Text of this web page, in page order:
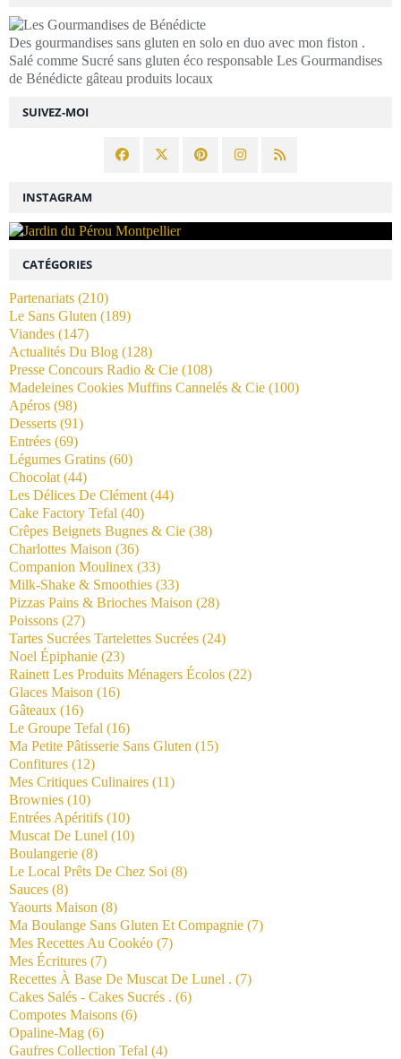
SUIVEZ-MOI
Des gourmandises sans gluten en solo en duo avec mon fiston .
Salé comme Sucré sans gluten éco responsable Les Gourmandises
de Bénédicte gâteau produits locaux
INSTAGRAM
CATÉGORIES
Partenariats (210)
Le Sans Gluten (189)
Viandes (147)
Actualités Du Blog (128)
Presse Concours Radio & Cie (108)
Madeleines Cookies Muffins Cannelés & Cie (100)
Apéros (98)
Desserts (91)
Entrées (69)
Légumes Gratins (60)
Chocolat (44)
Les Délices De Clément (44)
Cake Factory Tefal (40)
Crêpes Beignets Bugnes & Cie (38)
Charlottes Maison (36)
Companion Moulinex (33)
Milk-Shake & Smoothies (33)
Pizzas Pains & Brioches Maison (28)
Poissons (27)
Tartes Sucrées Tartelettes Sucrées (24)
Noel Épiphanie (23)
Rainett Les Produits Ménagers Écolos (22)
Glaces Maison (16)
Gâteaux (16)
Le Groupe Tefal (16)
Ma Petite Pâtisserie Sans Gluten (15)
Confitures (12)
Mes Critiques Culinaires (11)
Brownies (10)
Entrées Apéritifs (10)
Muscat De Lunel (10)
Boulangerie (8)
Le Local Prêts De Chez Soi (8)
Sauces (8)
Yaourts Maison (8)
Ma Boulange Sans Gluten Et Compagnie (7)
Mes Recettes Au Cookéo (7)
Mes Écritures (7)
Recettes À Base De Muscat De Lunel . (7)
Cakes Salés - Cakes Sucrés . (6)
Compotes Maisons (6)
Opaline-Mag (6)
Gaufres Collection Tefal (4)